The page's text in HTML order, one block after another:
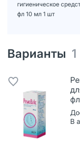
гигиеническое
фл 10 мл 1 шт
Варианты 1
В